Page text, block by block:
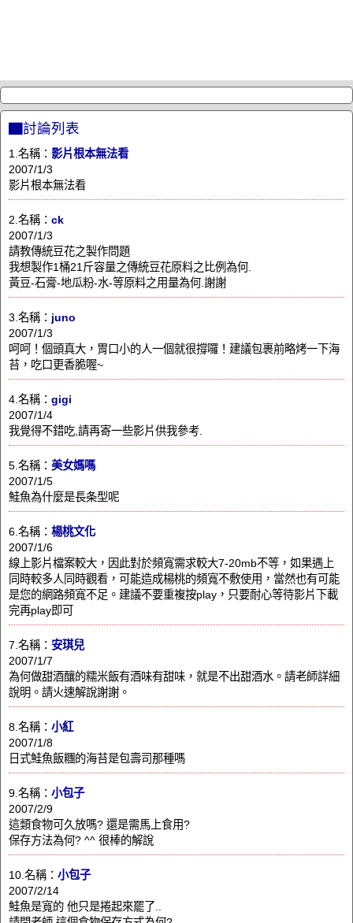
▇討論列表
1.名稱： 影片根本無法看
2007/1/3
影片根本無法看
2.名稱： ck
2007/1/3
請教傳統豆花之製作問題
我想製作1桶21斤容量之傳統豆花原料之比例為何.
黃豆-石膏-地瓜粉-水-等原料之用量為何.謝謝
3.名稱： juno
2007/1/3
呵呵！個頭真大，胃口小的人一個就很撐囉！建議包裹前略烤一下海
苔，吃口更香脆喔~
4.名稱： gigi
2007/1/4
我覺得不錯吃,請再寄一些影片供我參考.
5.名稱： 美女媽嗎
2007/1/5
鮭魚為什麼是長条型呢
6.名稱： 楊桃文化
2007/1/6
線上影片檔案較大，因此對於頻寬需求較大7-20mb不等，如果遇上
同時較多人同時觀看，可能造成楊桃的頻寬不敷使用，當然也有可能
是您的網路頻寬不足。建議不要重複按play，只要耐心等待影片下載
完再play即可
7.名稱： 安琪兒
2007/1/7
為何做甜酒釀的糯米飯有酒味有甜味，就是不出甜酒水。請老師詳細
說明。請火速解說謝謝。
8.名稱： 小紅
2007/1/8
日式鮭魚飯糰的海苔是包壽司那種嗎
9.名稱： 小包子
2007/2/9
這類食物可久放嗎? 還是需馬上食用?
保存方法為何? ^^ 很棒的解說
10.名稱： 小包子
2007/2/14
鮭魚是寬的 他只是捲起來罷了..